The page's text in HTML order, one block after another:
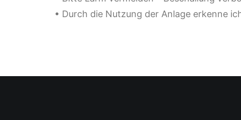
• Durch die Nutzung der Anlage erkenne